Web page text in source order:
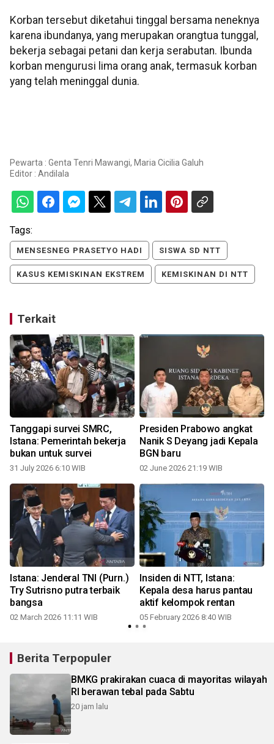
Korban tersebut diketahui tinggal bersama neneknya
karena ibundanya, yang merupakan orangtua tunggal,
bekerja sebagai petani dan kerja serabutan. Ibunda
korban mengurusi lima orang anak, termasuk korban
yang telah meninggal dunia.
Pewarta : Genta Tenri Mawangi, Maria Cicilia Galuh
Editor : Andilala
Tags:
MENSESNEG PRASETYO HADI SISWA SD NTT
KASUS KEMISKINAN EKSTREM KEMISKINAN DI NTT
Terkait
Tanggapi survei SMRC,
Istana: Pemerintah bekerja
bukan untuk survei
31 July 2026 6:10 WIB
Presiden Prabowo angkat
Nanik S Deyang jadi Kepala
BGN baru
02 June 2026 21:19 WIB
Istana: Jenderal TNI (Purn.)
Try Sutrisno putra terbaik
bangsa
02 March 2026 11:11 WIB
Insiden di NTT, Istana:
Kepala desa harus pantau
aktif kelompok rentan
05 February 2026 8:40 WIB
Berita Terpopuler
BMKG prakirakan cuaca di mayoritas wilayah
RI berawan tebal pada Sabtu
20 jam lalu